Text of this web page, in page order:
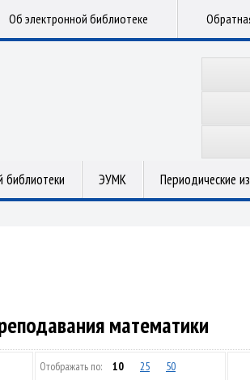
Об электронной библиотеке
библиотеки ЭУМК Периодические
математики
Отображать по: 10 25 50